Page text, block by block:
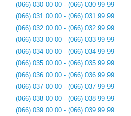
(066) 030 00 00 - (066) 030 99 99
(066) 031 00 00 - (066) 031 99 99
(066) 032 00 00 - (066) 032 99 99
(066) 033 00 00 - (066) 033 99 99
(066) 034 00 00 - (066) 034 99 99
(066) 035 00 00 - (066) 035 99 99
(066) 036 00 00 - (066) 036 99 99
(066) 037 00 00 - (066) 037 99 99
(066) 038 00 00 - (066) 038 99 99
(066) 039 00 00 - (066) 039 99 99